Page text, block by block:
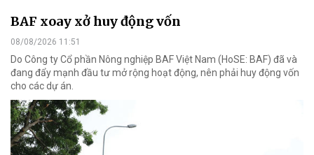
BAF xoay xở huy động vốn
08/08/2026 11:51
Do Công ty Cổ phần Nông nghiệp BAF Việt Nam (HoSE: BAF) đã và
đang đẩy mạnh đầu tư mở rộng hoạt động, nên phải huy động vốn
cho các dự án.